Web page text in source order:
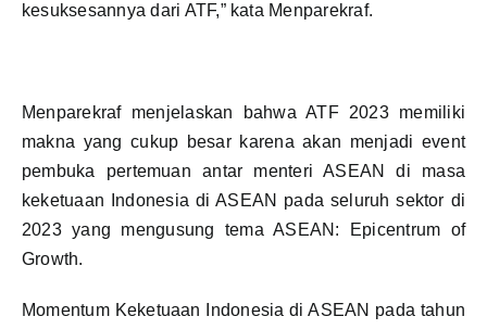
kesuksesannya dari ATF,” kata Menparekraf.
Menparekraf menjelaskan bahwa ATF 2023 memiliki
makna yang cukup besar karena akan menjadi event
pembuka pertemuan antar menteri ASEAN di masa
keketuaan Indonesia di ASEAN pada seluruh sektor di
2023 yang mengusung tema ASEAN: Epicentrum of
Growth.
Momentum Keketuaan Indonesia di ASEAN pada tahun